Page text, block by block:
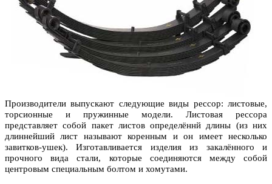
Производители выпускают следующие виды рессор: листовые,
торсионные и пружинные модели. Листовая рессора
представляет собой пакет листов определённй длины (из них
длиннейший лист называют коренным и он имеет несколько
завитков-ушек). Изготавливается изделия из закалённого и
прочного вида стали, которые соединяются между собой
центровым специальным болтом и хомутами.